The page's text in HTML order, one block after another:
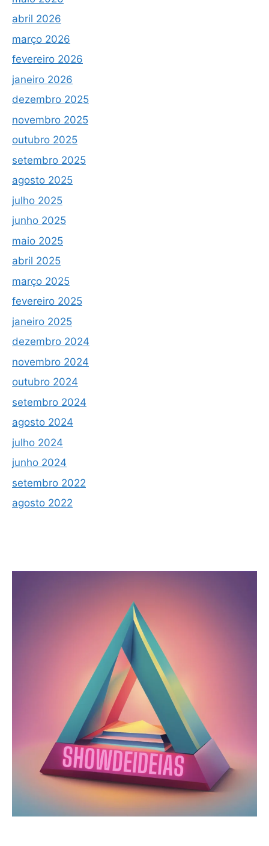
abril 2026
março 2026
fevereiro 2026
janeiro 2026
dezembro 2025
novembro 2025
outubro 2025
setembro 2025
agosto 2025
julho 2025
junho 2025
maio 2025
abril 2025
março 2025
fevereiro 2025
janeiro 2025
dezembro 2024
novembro 2024
outubro 2024
setembro 2024
agosto 2024
julho 2024
junho 2024
setembro 2022
agosto 2022